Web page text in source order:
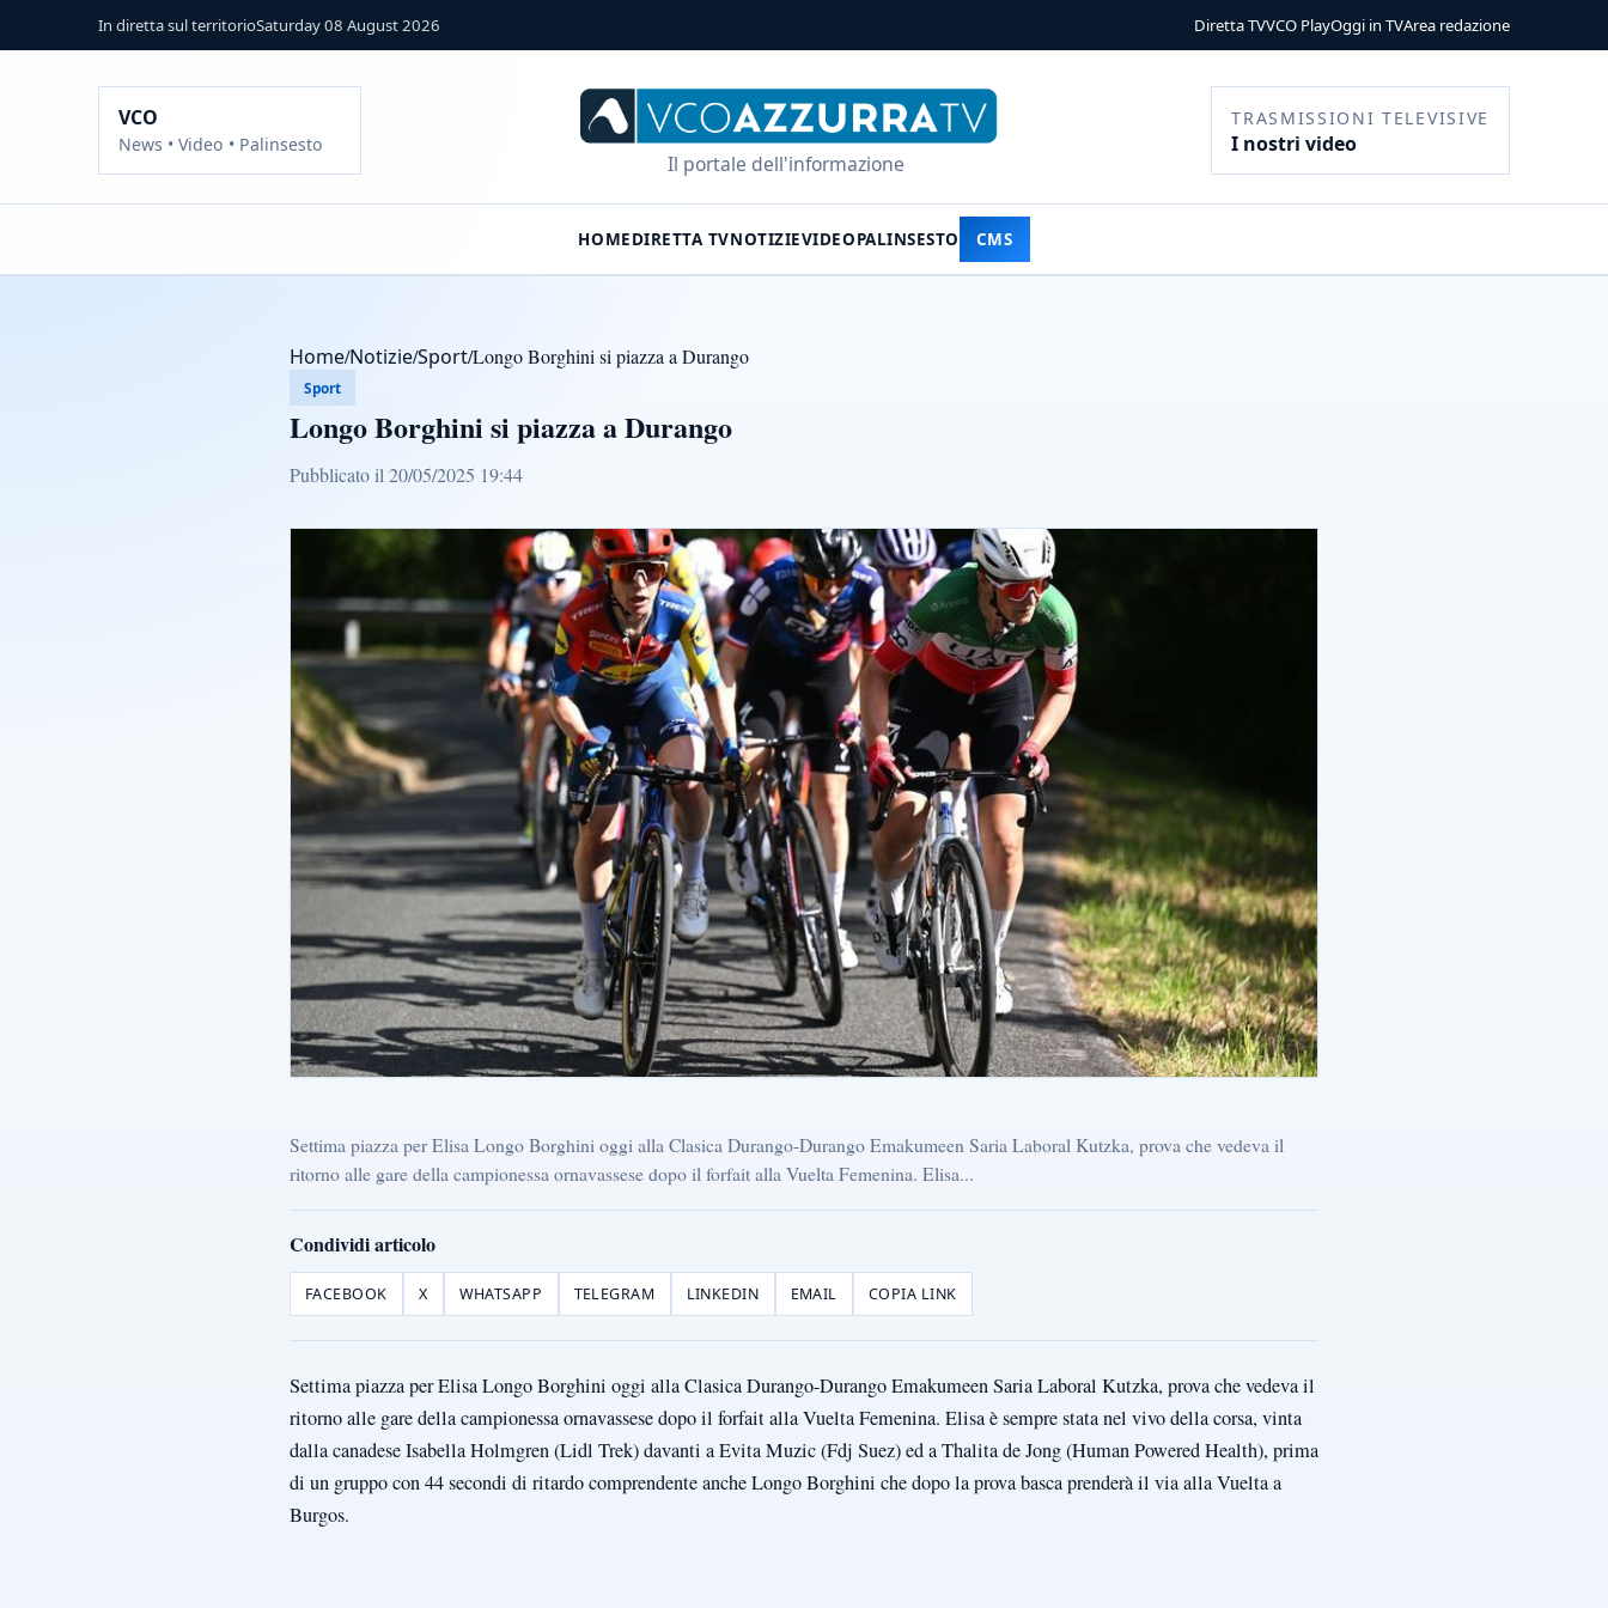
In diretta sul territorioSaturday 08 August 2026 Diretta TVVCO PlayOggi in TVArea redazione
VCO
News • Video • Palinsesto
Il portale dell'informazione
TRASMISSIONI TELEVISIVE
I nostri video
HOMEDIRETTA TVNOTIZIEVIDEOPALINSESTO CMS
Home/Notizie/Sport/Longo Borghini si piazza a Durango
Sport
Longo Borghini si piazza a Durango
Pubblicato il 20/05/2025 19:44
Settima piazza per Elisa Longo Borghini oggi alla Clasica Durango-Durango Emakumeen Saria Laboral Kutzka, prova che vedeva il
ritorno alle gare della campionessa ornavassese dopo il forfait alla Vuelta Femenina. Elisa...
Condividi articolo
FACEBOOK X WHATSAPP TELEGRAM LINKEDIN EMAIL COPIA LINK
Settima piazza per Elisa Longo Borghini oggi alla Clasica Durango-Durango Emakumeen Saria Laboral Kutzka, prova che vedeva il
ritorno alle gare della campionessa ornavassese dopo il forfait alla Vuelta Femenina. Elisa è sempre stata nel vivo della corsa, vinta
dalla canadese Isabella Holmgren (Lidl Trek) davanti a Evita Muzic (Fdj Suez) ed a Thalita de Jong (Human Powered Health), prima
di un gruppo con 44 secondi di ritardo comprendente anche Longo Borghini che dopo la prova basca prenderà il via alla Vuelta a
Burgos.